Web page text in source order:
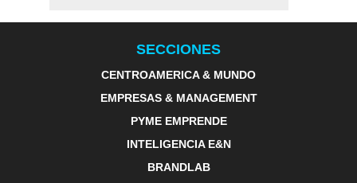
SECCIONES
CENTROAMERICA & MUNDO
EMPRESAS & MANAGEMENT
PYME EMPRENDE
INTELIGENCIA E&N
BRANDLAB